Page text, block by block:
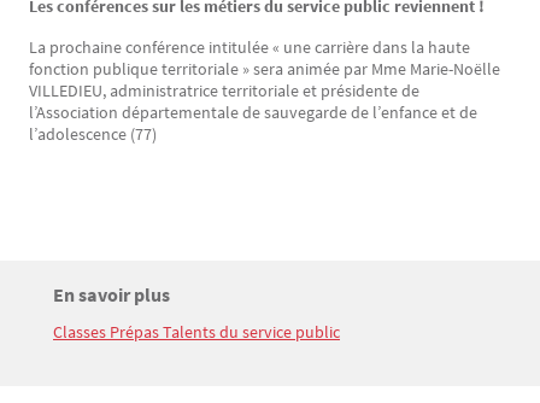
Texte
Les conférences sur les métiers du service public reviennent !
La prochaine conférence intitulée « une carrière dans la haute
fonction publique territoriale » sera animée par Mme Marie-Noëlle
VILLEDIEU, administratrice territoriale et présidente de
l’Association départementale de sauvegarde de l’enfance et de
l’adolescence (77)
Bloc(s) libre(s)
Titre
En savoir plus
Texte
Classes Prépas Talents du service public